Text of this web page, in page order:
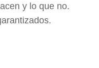
y lo que no.